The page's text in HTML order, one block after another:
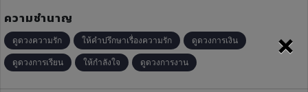
×
ความชำนาญ
ดูดวงความรัก ให้คำปรึกษาเรื่องความรัก ดูดวงการเงิน
ดูดวงการเรียน ให้กำลังใจ ดูดวงการงาน